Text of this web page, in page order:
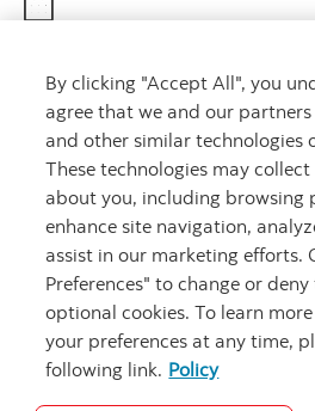
Rencontrez un conseiller
Prenez rendez-vous
Carrières Ma banque à moi Notes
By clicking "Accept All", you
agree that we and our partners
and other similar technologies
These technologies may
about you, including browsing
enhance site navigation,
assist in our marketing efforts.
Preferences" to change or deny
optional cookies. To learn
your preferences at any time,
following link. Policy